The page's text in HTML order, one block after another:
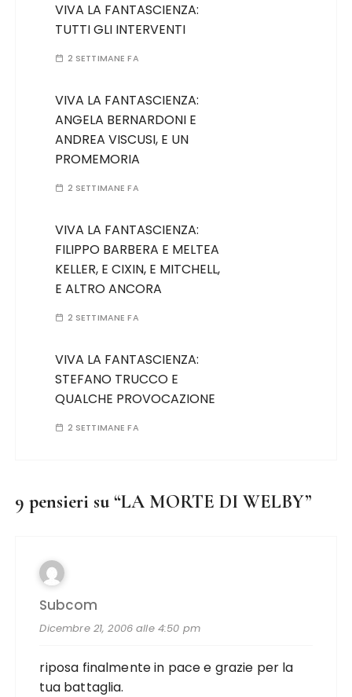
VIVA LA FANTASCIENZA:
TUTTI GLI INTERVENTI
2 SETTIMANE FA
VIVA LA FANTASCIENZA:
ANGELA BERNARDONI E
ANDREA VISCUSI, E UN
PROMEMORIA
2 SETTIMANE FA
VIVA LA FANTASCIENZA:
FILIPPO BARBERA E MELTEA
KELLER, E CIXIN, E MITCHELL,
E ALTRO ANCORA
2 SETTIMANE FA
VIVA LA FANTASCIENZA:
STEFANO TRUCCO E
QUALCHE PROVOCAZIONE
2 SETTIMANE FA
9 pensieri su “LA MORTE DI WELBY”
Subcom
Dicembre 21, 2006 alle 4:50 pm
riposa finalmente in pace e grazie per la
tua battaglia.